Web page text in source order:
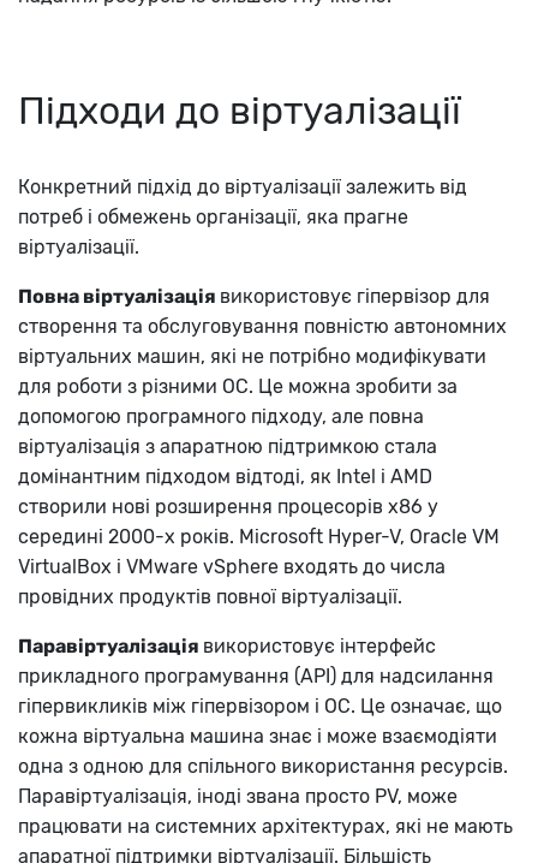
Підходи до віртуалізації
Конкретний підхід до віртуалізації залежить від
потреб і обмежень організації, яка прагне
віртуалізації.
Повна віртуалізація використовує гіпервізор для
створення та обслуговування повністю автономних
віртуальних машин, які не потрібно модифікувати
для роботи з різними ОС. Це можна зробити за
допомогою програмного підходу, але повна
віртуалізація з апаратною підтримкою стала
домінантним підходом відтоді, як Intel і AMD
створили нові розширення процесорів x86 у
середині 2000-х років. Microsoft Hyper-V, Oracle VM
VirtualBox і VMware vSphere входять до числа
провідних продуктів повної віртуалізації.
Паравіртуалізація використовує інтерфейс
прикладного програмування (API) для надсилання
гіпервикликів між гіпервізором і ОС. Це означає, що
кожна віртуальна машина знає і може взаємодіяти
одна з одною для спільного використання ресурсів.
Паравіртуалізація, іноді звана просто PV, може
працювати на системних архітектурах, які не мають
апаратної підтримки віртуалізації. Більшість